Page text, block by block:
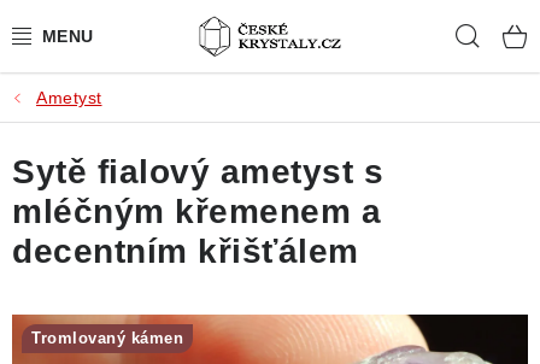
na
PŘÍRODNÍ KAMENY
BROUŠENÉ KAMENY
MISTROVSKÉ KRYSTALY
SLEVY
Ametyst
Sytě fialový ametyst s
mléčným křemenem a
decentním křišťálem
Tromlovaný kámen